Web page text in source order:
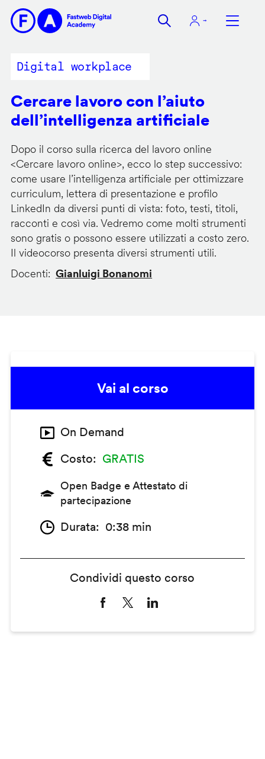
contenuto
Digital workplace
Cercare lavoro con l’aiuto
dell’intelligenza artificiale
Dopo il corso sulla ricerca del lavoro online
<Cercare lavoro online>, ecco lo step successivo:
come usare l’intelligenza artificiale per ottimizzare
curriculum, lettera di presentazione e profilo
LinkedIn da diversi punti di vista: foto, testi, titoli,
racconti e così via. Vedremo come molti strumenti
sono gratis o possono essere utilizzati a costo zero.
Il videocorso presenta diversi strumenti utili.
Docenti
Gianluigi Bonanomi
Vai al corso
On Demand
Costo
GRATIS
Open Badge e Attestato di
partecipazione
Durata 0:38 min
Condividi questo corso